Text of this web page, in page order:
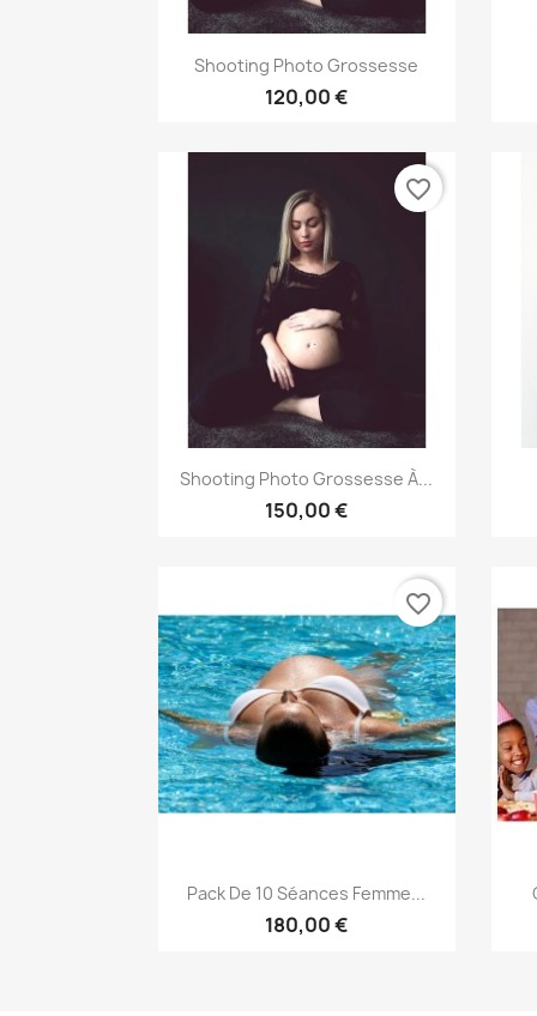
Aperçu rapide
Shooting Photo Grossesse
120,00 €
Aperçu rapide
Shooting Photo Grossesse À...
150,00 €
favorite_border
 Aperçu rapide
Pack De 10 Séances Femme...
180,00 €
favorite_border